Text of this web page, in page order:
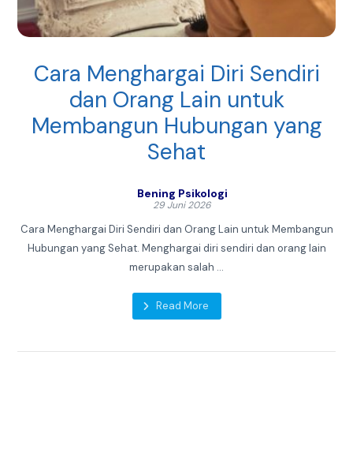
Cara Menghargai Diri Sendiri
dan Orang Lain untuk
Membangun Hubungan yang
Sehat
Bening Psikologi
29 Juni 2026
Cara Menghargai Diri Sendiri dan Orang Lain untuk Membangun
Hubungan yang Sehat. Menghargai diri sendiri dan orang lain
merupakan salah ...
Read More